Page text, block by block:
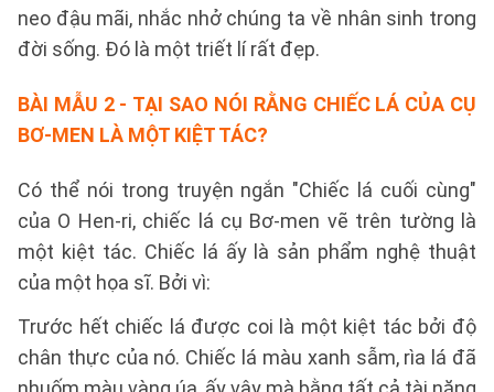
neo đậu mãi, nhắc nhở chúng ta về nhân sinh trong
đời sống. Đó là một triết lí rất đẹp.
BÀI MẪU 2- TẠI SAO NÓI RẰNG CHIẾC LÁ CỦA CỤ
BƠ-MEN LÀ MỘT KIỆT TÁC?
Có thể nói trong truyện ngắn "Chiếc lá cuối cùng"
của O Hen-ri, chiếc lá cụ Bơ-men vẽ trên tường là
một kiệt tác. Chiếc lá ấy là sản phẩm nghệ thuật
của một họa sĩ. Bởi vì:
Trước hết chiếc lá được coi là một kiệt tác bởi độ
chân thực của nó. Chiếc lá màu xanh sẫm, rìa lá đã